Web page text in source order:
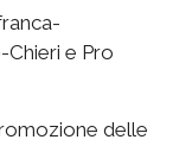
e Pro
delle